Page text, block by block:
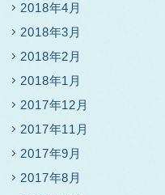
2018年4月
2018年3月
2018年2月
2018年1月
2017年12月
2017年11月
2017年9月
2017年8月